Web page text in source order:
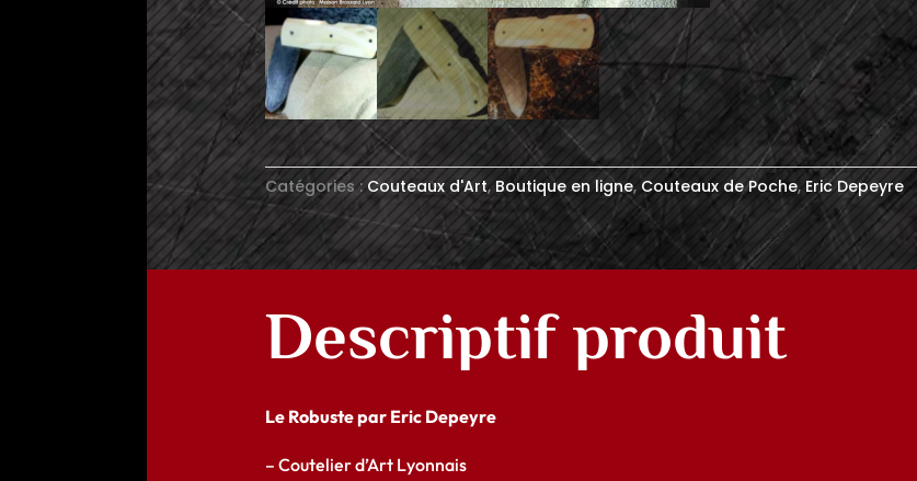
Catégories : Couteaux d'Art, Boutique en ligne,Couteaux de Poche, Eric Depeyre
Descriptif produit
Le Robuste par Eric Depeyre
– Coutelier d’Art Lyonnais